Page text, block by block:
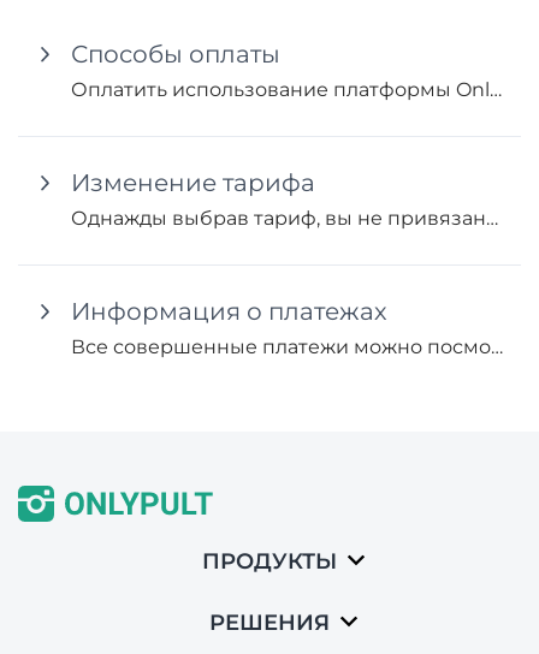
Способы оплаты
Оплатить использование платформы Onlypult можно различными способами, в том числе через такие платежные системы, как PayPal, FastSpring и Paddle.
Изменение тарифа
Однажды выбрав тариф, вы не привязаны к нему навсегда. Изменить тариф всегда можно как в большую, так и в меньшую...
Информация о платежах
Все совершенные платежи можно посмотреть в разделе "Финансы". Здесь же вы можете сделать выгрузку платежных документов (только по завершенным платежам)
ПРОДУКТЫ
РЕШЕНИЯ